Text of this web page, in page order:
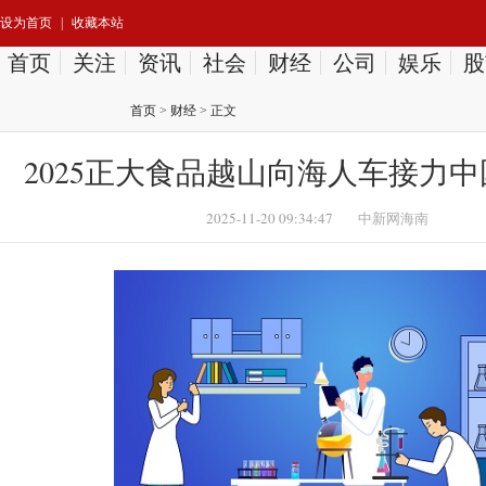
设为首页 收藏本站
首页 关注 资讯 社会 财经 公司 娱乐
首页 > 财经 > 正文
2025正大食品越山向海人车接力
2025-11-20 09:34:47 中新网海南